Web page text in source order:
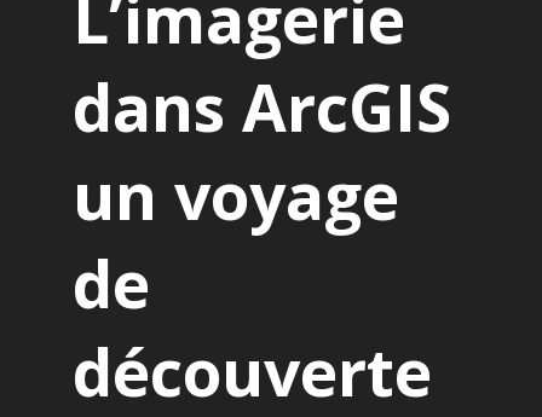
L’imagerie
dans ArcGIS
un voyage
de
découverte